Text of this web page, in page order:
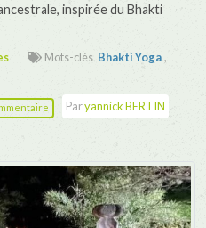
inspirée du Bhakti
Mots-clés Bhakti Yoga,
Paryannick BERTIN